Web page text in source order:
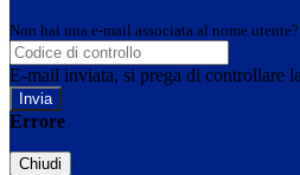
Non hai una e-mail associata al nome
E-mail inviata, si prega di controllare
Errore
Chiudi